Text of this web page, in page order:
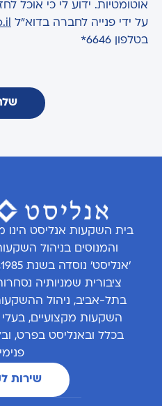
אוטומטיות. ידוע לי כי אוכל
על ידי פנייה לחברה בדוא"ל
בטלפון 6646*
בית השקעות אנליסט הינו
והמנוסים בניהול
ציבורית שמניותיה
בתל-אביב, ניהול
השקעות מקצועיים, בעלי
בכלל ובאנליסט בפרט,
שירות